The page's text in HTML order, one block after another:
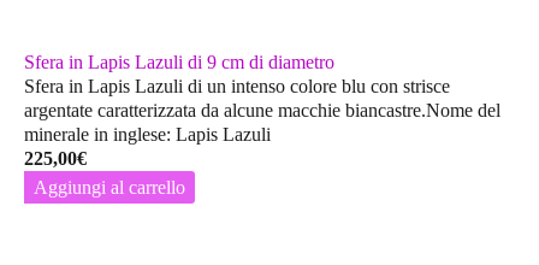
Sfera in Lapis Lazuli di 9 cm di diametro
Sfera in Lapis Lazuli di un intenso colore blu con strisce
argentate caratterizzata da alcune macchie biancastre.Nome del
minerale in inglese: Lapis Lazuli
225,00€
Aggiungi al carrello